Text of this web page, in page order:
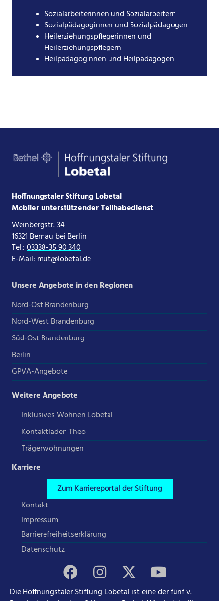
Sozialarbeiterinnen und Sozialarbeitern
Sozialpädagoginnen und Sozialpädagogen
Heilerziehungspflegerinnen und
Heilerziehungspflegern
Heilpädagoginnen und Heilpädagogen
Hoffnungstaler Stiftung Lobetal
Mobiler unterstützender Teilhabedienst
Weinbergstr. 34
16321 Bernau bei Berlin
Tel.: 03338-35 90 340
E-Mail: mut@lobetal.de
Unsere Angebote in den Regionen
Nord-Ost Brandenburg
Nord-West Brandenburg
Süd-Ost Brandenburg
Berlin
GPVA-Angebote
Weitere Angebote
Inklusives Wohnen Lobetal
Kontaktladen Theo
Trägerwohnungen
Karriere
Zum Karriereportal der Stiftung
Kontakt
Impressum
Barrierefreiheitserklärung
Datenschutz
Die Hoffnungstaler Stiftung Lobetal ist eine der fünf v.